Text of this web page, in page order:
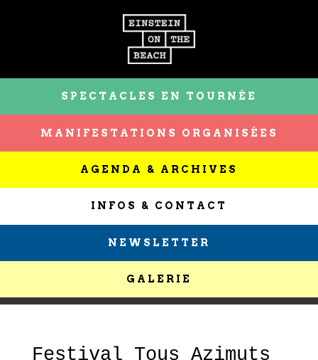
SPECTACLES EN TOURNÉE
MANIFESTATIONS ORGANISÉES
AGENDA & ARCHIVES
INFOS & CONTACT
NEWSLETTER
GALERIE
Festival Tous Azimuts